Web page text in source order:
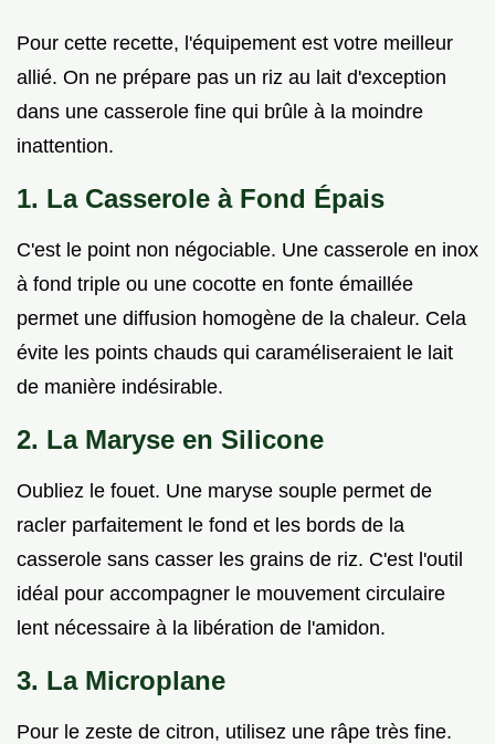
Pour cette recette, l'équipement est votre meilleur
allié. On ne prépare pas un riz au lait d'exception
dans une casserole fine qui brûle à la moindre
inattention.
1. La Casserole à Fond Épais
C'est le point non négociable. Une casserole en inox
à fond triple ou une cocotte en fonte émaillée
permet une diffusion homogène de la chaleur. Cela
évite les points chauds qui caraméliseraient le lait
de manière indésirable.
2. La Maryse en Silicone
Oubliez le fouet. Une maryse souple permet de
racler parfaitement le fond et les bords de la
casserole sans casser les grains de riz. C'est l'outil
idéal pour accompagner le mouvement circulaire
lent nécessaire à la libération de l'amidon.
3. La Microplane
Pour le zeste de citron, utilisez une râpe très fine.